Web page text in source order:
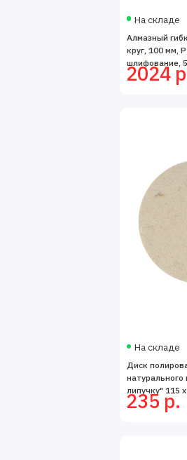
На складе
Алмазный
круг, 100 мм,
шлифование,
2024
На складе
Диск
липучку" 115
235 р.